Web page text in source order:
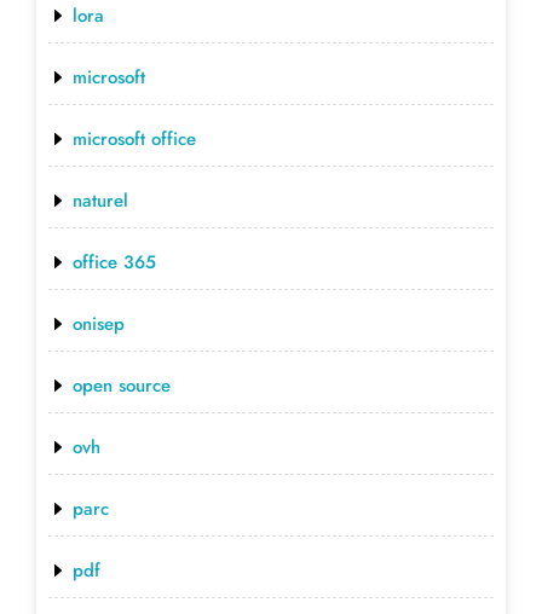
lora
microsoft
microsoft office
naturel
office 365
onisep
open source
ovh
parc
pdf